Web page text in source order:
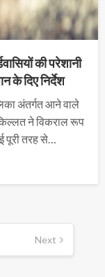
की परेशानी
के दिए निर्देश
अंतर्गत आने वाले
ने विकराल रूप
पूरी तरह से…
Next